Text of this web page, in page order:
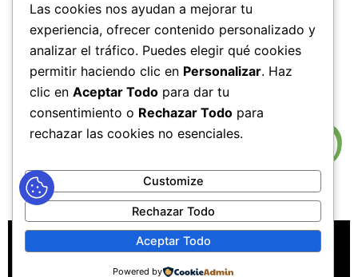
HORARIOS DE RADICACIÓN DE
CORRESPONDENCIA
Lunes a Jueves de 7:30 AM a 11:30 AM y de 2:00 PM a 5:00
PM
Viernes de 7:30 AM a 11:30 PM y de 2:00 PM a 4:00 PM
MAPA DEL SITIOPOLÍTICAS DE PRIVACIDAD
POLÍTICAS DE DERECHOS DE AUTOR
Las cookies nos ayudan a mejorar tu
experiencia, ofrecer contenido personalizado y
analizar el tráfico. Puedes elegir qué cookies
permitir haciendo clic en Personalizar. Haz
clic en Aceptar Todo para dar tu
consentimiento o Rechazar Todo para
rechazar las cookies no esenciales.
Customize
Rechazar Todo
Aceptar Todo
Powered by